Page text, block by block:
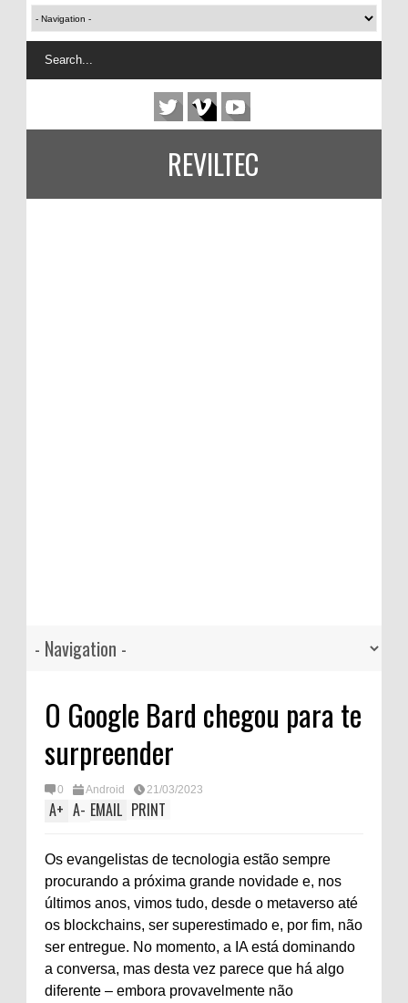
REVILTEC
O Google Bard chegou para te
surpreender
0 Android 21/03/2023
A+ A- EMAIL PRINT
Os evangelistas de tecnologia estão sempre
procurando a próxima grande novidade e, nos
últimos anos, vimos tudo, desde o metaverso até
os blockchains, ser superestimado e, por fim, não
ser entregue. No momento, a IA está dominando
a conversa, mas desta vez parece que há algo
diferente – embora provavelmente não